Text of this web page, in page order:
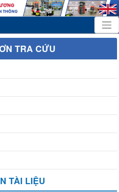
TRA CỨU
TÀI LIỆU